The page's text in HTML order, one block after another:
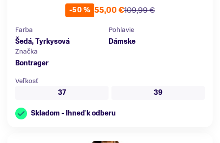
-50 %
109,99 €
55,00 €
Farba
Šedá, Tyrkysová
Pohlavie
Dámske
Značka
Bontrager
Veľkosť
37
39
Skladom - Ihneď k odberu